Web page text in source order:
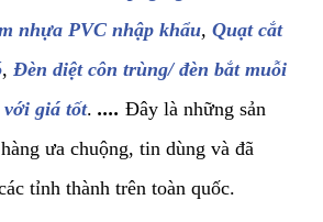
nhựa PVC nhập khẩu, Quạt cắt
, Đèn diệt côn trùng/ đèn bắt muỗi
giá tốt. .... Đây là những sản
ưa chuộng, tin dùng và đã
tỉnh thành trên toàn quốc.